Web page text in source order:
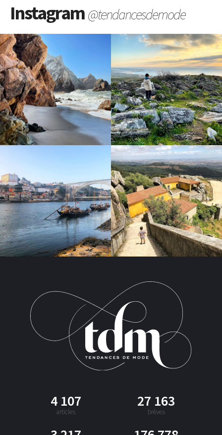
Instagram@tendancesdemode
4 107
articles
27 163
brèves